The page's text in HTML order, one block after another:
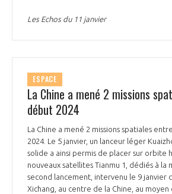
Les Echos du 11 janvier
ESPACE
La Chine a mené 2 missions
début 2024
La Chine a mené 2 missions spatiales
2024. Le 5 janvier, un lanceur léger
solide a ainsi permis de placer sur orbite
nouveaux satellites Tianmu 1, dédiés à la
second lancement, intervenu le 9 janvier
Xichang, au centre de la Chine, au moyen